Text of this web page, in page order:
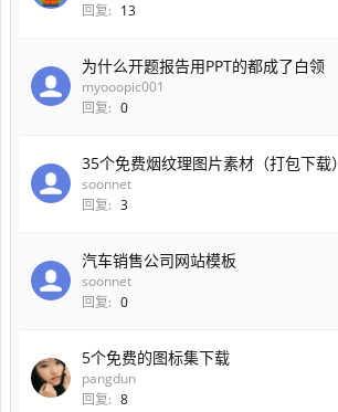
回复: 13
为什么开题报告用PPT的都成了白领
myooopic001
回复: 0
35个免费烟纹理图片素材（打包下载）
soonnet
回复: 3
汽车销售公司网站模板
soonnet
回复: 0
5个免费的图标集下载
pangdun
回复: 8